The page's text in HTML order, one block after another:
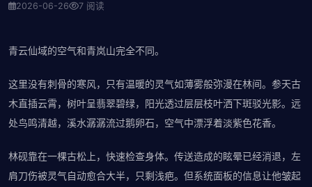
2026-06-26 7 阅读
青云仙域的空气和青岚山完全不同。
这里没有刺骨的寒风，只有温暖的灵气如薄雾般弥漫在林间。参天古
木直插云霄，树叶呈翡翠碧绿，阳光透过层层枝叶洒下斑驳光影。远
处鸟鸣清越，溪水潺潺流过鹅卵石，空气中漂浮着淡紫色花香。
林砚靠在一棵古松上，快速检查身体。传送造成的眩晕已经消退，左
肩刀伤被灵气自动愈合大半，只剩浅疤。但系统面板的信息让他皱起